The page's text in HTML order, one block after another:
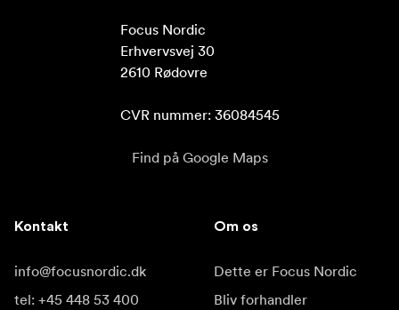
Focus Nordic
Erhvervsvej 30
2610 Rødovre
CVR nummer: 36084545
Find på Google Maps
Kontakt
info@focusnordic.dk
tel: +45 448 53 400
Om os
Dette er Focus Nordic
Bliv forhandler